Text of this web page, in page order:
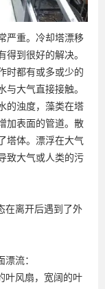
重。冷却塔漂移
到很好的解决。
时都有或多或少的
大气直接接触。
的浊度，藻类在塔
加表面的管道。散
塔体。漂浮在大气
致大气或人类的污
离开后遇到了外
流：
风扇，宽阔的叶